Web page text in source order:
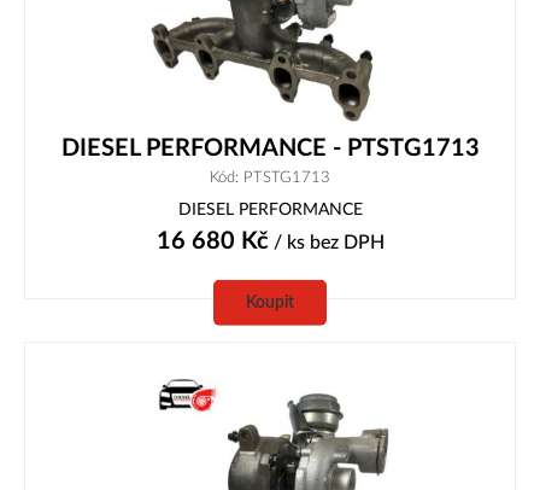
DIESEL PERFORMANCE - PTSTG1713
Kód: PTSTG1713
DIESEL PERFORMANCE
16 680 Kč/ ks bez DPH
Koupit